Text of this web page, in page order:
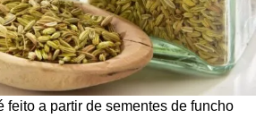
feito a partir de sementes de funcho